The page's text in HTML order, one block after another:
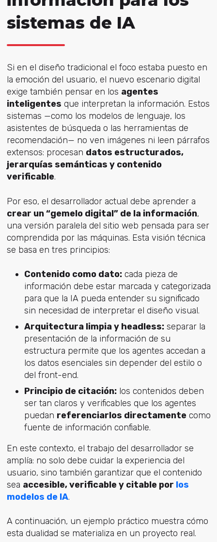
sistemas de IA
Si en el diseño tradicional el foco estaba puesto en
la emoción del usuario, el nuevo escenario digital
exige también pensar en los agentes
inteligentes que interpretan la información. Estos
sistemas —como los modelos de lenguaje, los
asistentes de búsqueda o las herramientas de
recomendación— no ven imágenes ni leen párrafos
extensos: procesan datos estructurados,
jerarquías semánticas y contenido
verificable.
Por eso, el desarrollador actual debe aprender a
crear un “gemelo digital” de la información,
una versión paralela del sitio web pensada para ser
comprendida por las máquinas. Esta visión técnica
se basa en tres principios:
Contenido como dato:cada pieza de
información debe estar marcada y categorizada
para que la IA pueda entender su significado
sin necesidad de interpretar el diseño visual.
Arquitectura limpia y headless:separar la
presentación de la información de su
estructura permite que los agentes accedan a
los datos esenciales sin depender del estilo o
del front-end.
Principio de citación:los contenidos deben
ser tan claros y verificables que los agentes
puedan referenciarlos directamentecomo
fuente de información confiable.
En este contexto, el trabajo del desarrollador se
amplía: no solo debe cuidar la experiencia del
usuario, sino también garantizar que el contenido
sea accesible, verificable y citable por los
modelos de IA.
A continuación, un ejemplo práctico muestra cómo
esta dualidad se materializa en un proyecto real.